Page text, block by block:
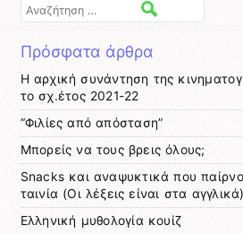
Αναζήτηση
Πρόσφατα άρθρα
Η αρχική συνάντηση της
το σχ.έτος 2021-22
“Φιλίες από απόσταση”
Μπορείς να τους βρεις όλους;
Snacks και αναψυκτικά που
ταινία (Οι λέξεις είναι στα
Ελληνική μυθολογία κουίζ